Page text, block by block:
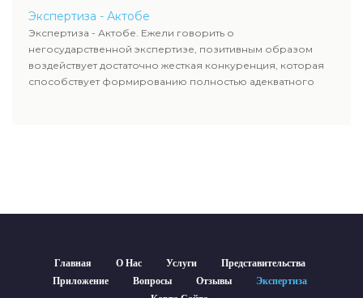
Экспертиза - Актобе
Экспертиза - Актобе. Ежели говорить о
негосударственной экспертизе, позитивным образом
воздействует достаточно жесткая конкуренция, которая
способствует формированию полностью адекватного
Главная О Нас Услуги
Представительства
Приложение
Вопросы Отзывы
Экспертиза